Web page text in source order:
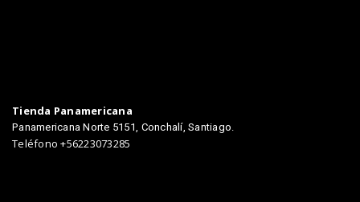
Tienda Panamericana
Panamericana Norte 5151, Conchalí, Santiago.
Teléfono +56223073285